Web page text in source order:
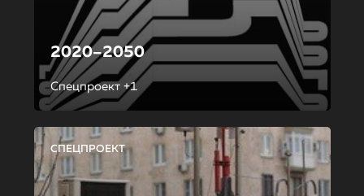
2020–2050
Спецпроект +1
СПЕЦПРОЕКТ